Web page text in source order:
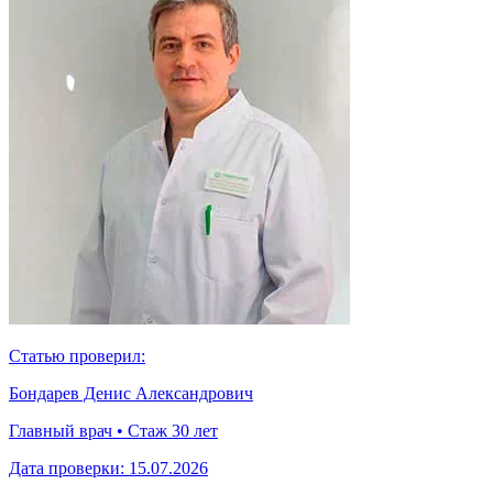
Статью проверил:
Бондарев Денис Александрович
Главный врач • Стаж 30 лет
Дата проверки: 15.07.2026